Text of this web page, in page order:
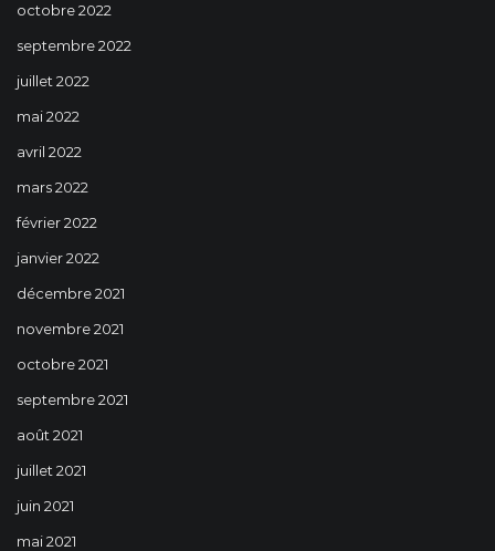
octobre 2022
septembre 2022
juillet 2022
mai 2022
avril 2022
mars 2022
février 2022
janvier 2022
décembre 2021
novembre 2021
octobre 2021
septembre 2021
août 2021
juillet 2021
juin 2021
mai 2021